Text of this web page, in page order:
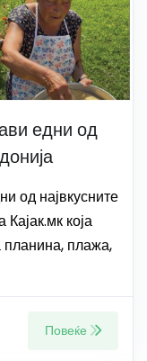
едни од
од највкусните
која
планина, плажа,
Повеќе